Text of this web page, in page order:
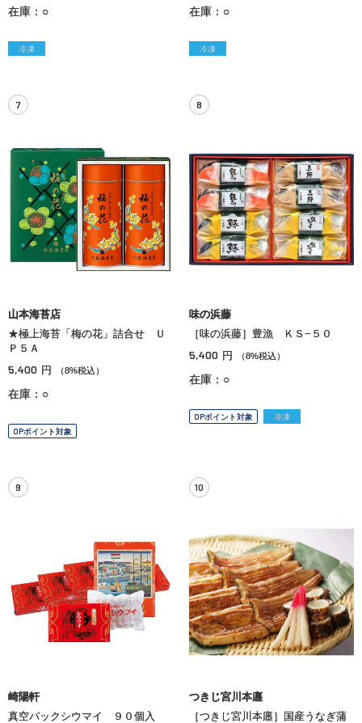
在庫：○
冷凍
在庫：○
冷凍
7
山本海苔店
★極上海苔「梅の花」詰合せ Ｕ
Ｐ５Ａ
5,400 円 （8%税込）
在庫：○
OPポイント対象
8
味の浜藤
［味の浜藤］豊漁 ＫＳ−５０
5,400 円 （8%税込）
在庫：○
OPポイント対象 冷凍
9
崎陽軒
真空パックシウマイ ９０個入
10
つきじ宮川本廛
［つきじ宮川本廛］国産うなぎ蒲